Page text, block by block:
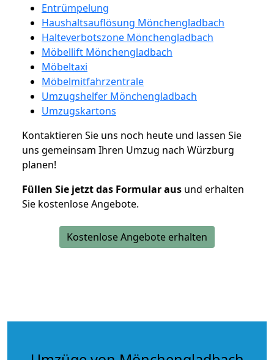
Entrümpelung
Haushaltsauflösung Mönchengladbach
Halteverbotszone Mönchengladbach
Möbellift Mönchengladbach
Möbeltaxi
Möbelmitfahrzentrale
Umzugshelfer Mönchengladbach
Umzugskartons
Kontaktieren Sie uns noch heute und lassen Sie
uns gemeinsam Ihren Umzug nach Würzburg
planen!
Füllen Sie jetzt das Formular aus und erhalten
Sie kostenlose Angebote.
Kostenlose Angebote erhalten